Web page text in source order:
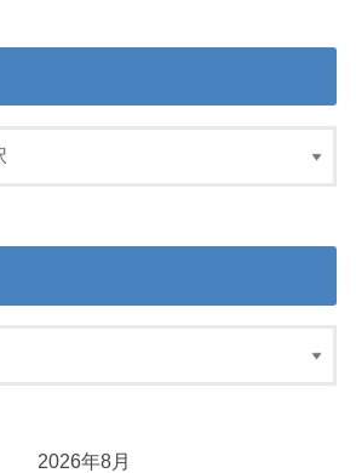
2026年8月